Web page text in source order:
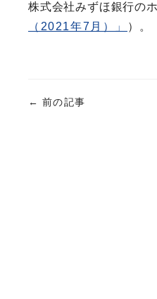
株式会社みずほ銀行の
（2021年7月）」
）。
← 前の記事